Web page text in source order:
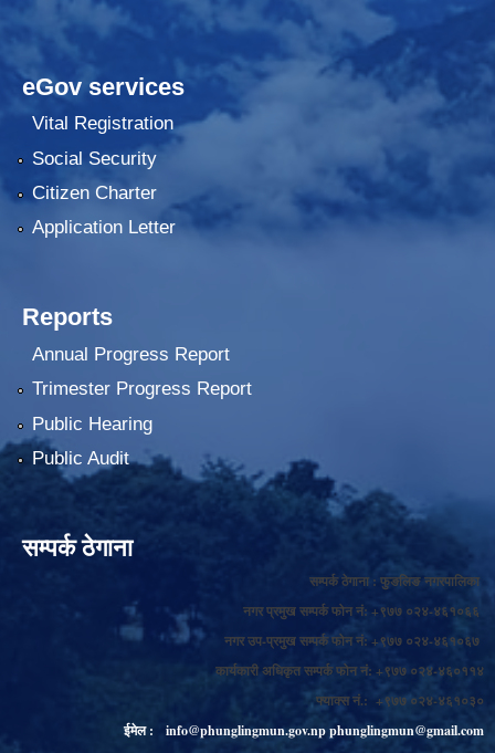
eGov services
Vital Registration
Social Security
Citizen Charter
Application Letter
Reports
Annual Progress Report
Trimester Progress Report
Public Hearing
Public Audit
सम्पर्क ठेगाना
सम्पर्क ठेगाना : फुङलिङ नगरपालिका
नगर प्रमुख सम्पर्क फोन नं: +९७७ ०२४-४६१०६६
नगर उप-प्रमुख सम्पर्क फोन नं: +९७७ ०२४-४६१०६७
कार्यकारी अधिकृत सम्पर्क फोन नं: +९७७ ०२४-४६०११४
फ्याक्स नं.: +९७७ ०२४-४६१०३०
ईमेल :
info@phunglingmun.gov.npphunglingmun@gmail.com